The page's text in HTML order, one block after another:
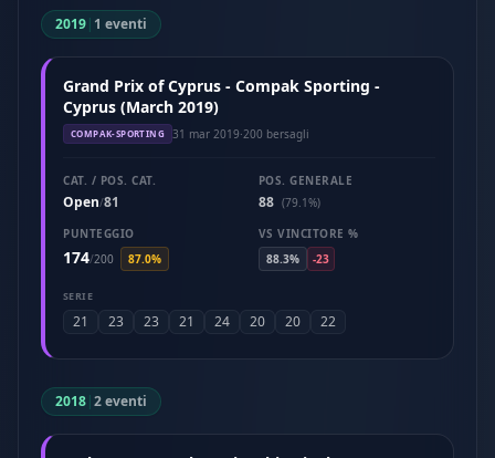
2019| 1 eventi
Grand Prix of Cyprus - Compak Sporting -
Cyprus (March 2019)
COMPAK-SPORTING 31 mar 2019·200 bersagli
CAT. / POS. CAT.
Open/81
POS. GENERALE
88 (79.1%)
PUNTEGGIO
174/200 87.0%
VS VINCITORE %
88.3%
-23
SERIE
21 23 23 21 24 20 20 22
2018|2 eventi